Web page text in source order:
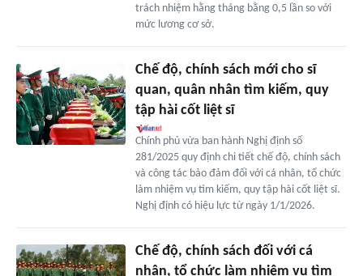
trách nhiệm hằng tháng bằng 0,5 lần so với
mức lương cơ sở.
Chế độ, chính sách mới cho sĩ
quan, quân nhân tìm kiếm, quy
tập hài cốt liệt sĩ
Chính phủ vừa ban hành Nghị định số
281/2025 quy định chi tiết chế độ, chính sách
và công tác bảo đảm đối với cá nhân, tổ chức
làm nhiệm vụ tìm kiếm, quy tập hài cốt liệt sĩ.
Nghị định có hiệu lực từ ngày 1/1/2026.
Chế độ, chính sách đối với cá
nhân, tổ chức làm nhiệm vụ tìm